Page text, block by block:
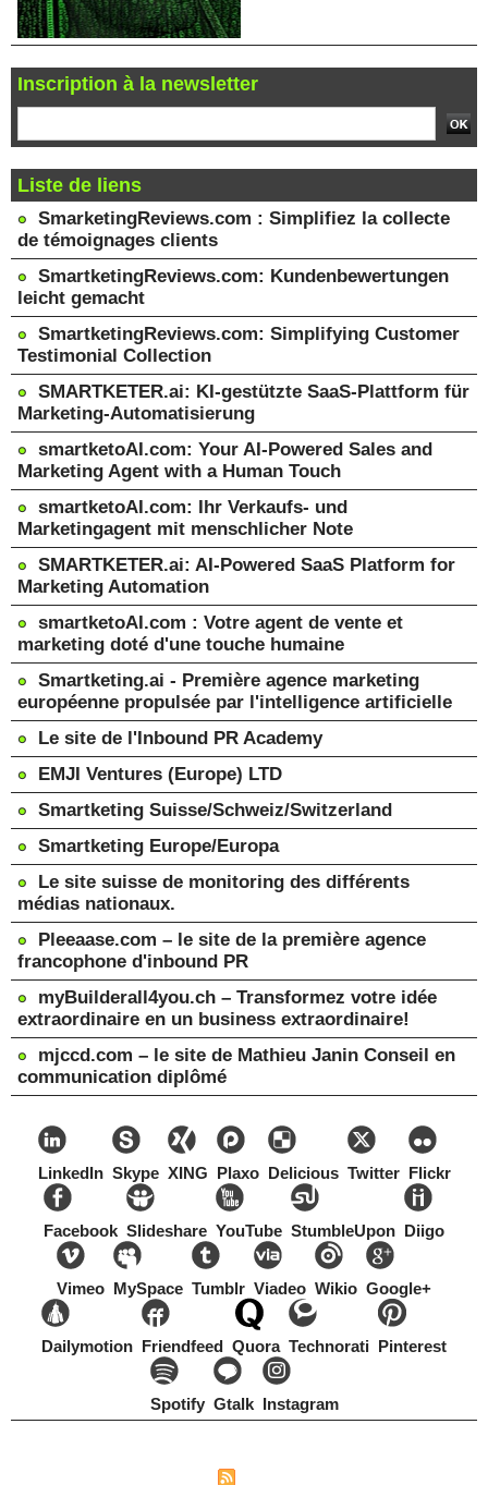
Inscription à la newsletter
Liste de liens
SmarketingReviews.com : Simplifiez la collecte
de témoignages clients
SmartketingReviews.com: Kundenbewertungen
leicht gemacht
SmartketingReviews.com: Simplifying Customer
Testimonial Collection
SMARTKETER.ai: KI-gestützte SaaS-Plattform für
Marketing-Automatisierung
smartketoAI.com: Your AI-Powered Sales and
Marketing Agent with a Human Touch
smartketoAI.com: Ihr Verkaufs- und
Marketingagent mit menschlicher Note
SMARTKETER.ai: AI-Powered SaaS Platform for
Marketing Automation
smartketoAI.com : Votre agent de vente et
marketing doté d'une touche humaine
Smartketing.ai - Première agence marketing
européenne propulsée par l'intelligence artificielle
Le site de l'Inbound PR Academy
EMJI Ventures (Europe) LTD
Smartketing Suisse/Schweiz/Switzerland
Smartketing Europe/Europa
Le site suisse de monitoring des différents
médias nationaux.
Pleeaase.com – le site de la première agence
francophone d'inbound PR
myBuilderall4you.ch – Transformez votre idée
extraordinaire en un business extraordinaire!
mjccd.com – le site de Mathieu Janin Conseil en
communication diplômé
LinkedIn Skype XING Plaxo Delicious Twitter Flickr
Facebook Slideshare YouTube StumbleUpon Diigo
Vimeo MySpace Tumblr Viadeo Wikio Google+
Dailymotion Friendfeed Quora Technorati Pinterest
Spotify Gtalk Instagram